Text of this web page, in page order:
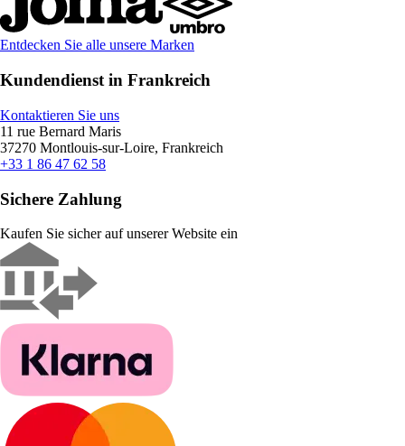
Entdecken Sie alle unsere Marken
Kundendienst in Frankreich
Kontaktieren Sie uns
11 rue Bernard Maris
37270 Montlouis-sur-Loire, Frankreich
+33 1 86 47 62 58
Sichere Zahlung
Kaufen Sie sicher auf unserer Website ein